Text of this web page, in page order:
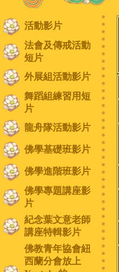
活動影片
法會及傳戒活動
短片
外展組活動影片
舞蹈組練習用短
片
龍舟隊活動影片
佛學基礎班影片
佛學進階班影片
佛學專題講座影
片
紀念葉文意老師
講座特輯影片
佛教青年協會紐
西蘭分會放上